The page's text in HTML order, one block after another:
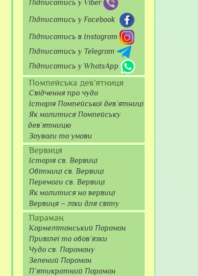
Підписатись у Viber
Підписатись у Facebook
Підписатись в Instagram
Підписатись у Telegram
Підписатись у WhatsApp
Помпейська дев’ятниця
Свідчення про чуда
Історія Помпейської дев’ятниці
Як молитися Помпейську
дев’ятницю
Зауваги та умови
Вервиця
Історія св. Вервиці
Обітниці св. Вервиці
Перемоги св. Вервиці
Як молитися на вервиці
Вервиця – ліки для світу
Параман
Кармелітанський Параман
Привілеї та обов’язки
Чуда св. Параману
Зелений Параман
П’ятикратний Параман